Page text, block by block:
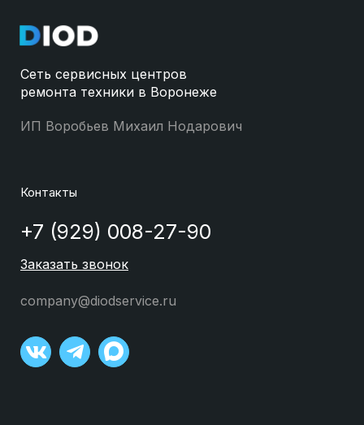
Сеть сервисных центров
ремонта техники в Воронеже
ИП Воробьев Михаил Нодарович
Контакты
+7 (929) 008-27-90
Заказать звонок
company@diodservice.ru